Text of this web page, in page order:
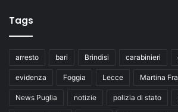
Tags
arresto bari Brindisi carabinieri
evidenza Foggia Lecce Martina
News Puglia notizie polizia di stato